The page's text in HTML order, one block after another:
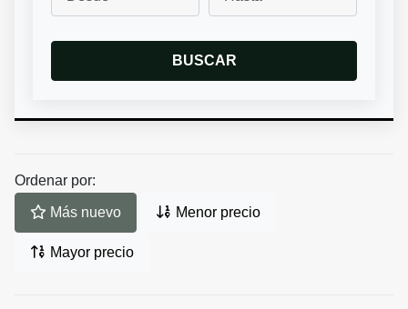
BUSCAR
Ordenar por:
Más nuevo Menor precio
Mayor precio